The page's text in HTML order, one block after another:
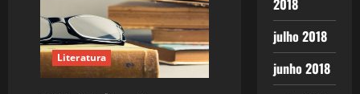
Literatura
2018
julho 2018
junho 2018